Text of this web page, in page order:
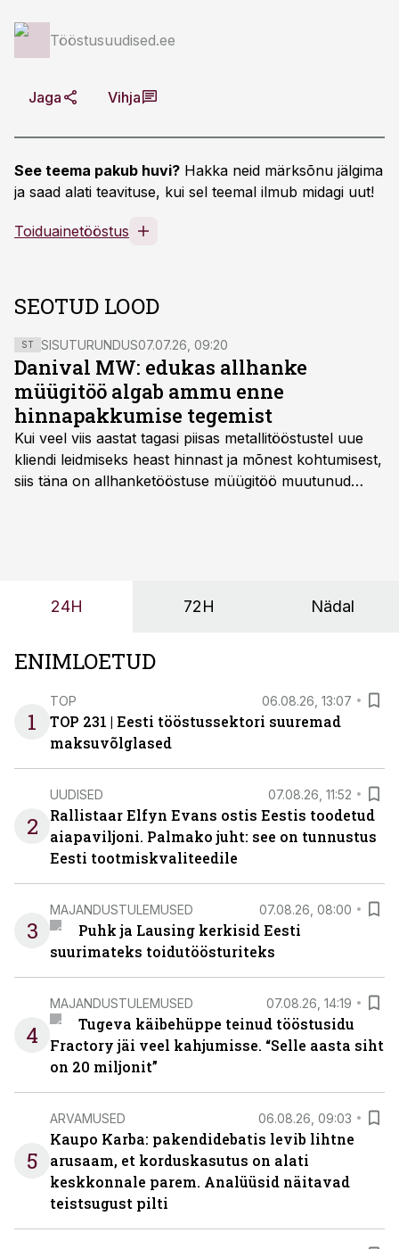
Tööstusuudised.ee
Jaga Vihja
See teema pakub huvi? Hakka neid märksõnu jälgima
ja saad alati teavituse, kui sel teemal ilmub midagi uut!
Toiduainetööstus
SEOTUD LOOD
ST SISUTURUNDUS07.07.26, 09:20
Danival MW: edukas allhanke
müügitöö algab ammu enne
hinnapakkumise tegemist
Kui veel viis aastat tagasi piisas metallitööstustel uue
kliendi leidmiseks heast hinnast ja mõnest kohtumisest,
siis täna on allhanketööstuse müügitöö muutunud
24H 72H Nädal
ENIMLOETUD
1
TOP 06.08.26, 13:07
TOP 231 | Eesti tööstussektori suuremad
maksuvõlglased
2
UUDISED 07.08.26, 11:52
Rallistaar Elfyn Evans ostis Eestis toodetud
aiapaviljoni. Palmako juht: see on tunnustus
Eesti tootmiskvaliteedile
3
MAJANDUSTULEMUSED 07.08.26, 08:00
Puhk ja Lausing kerkisid Eesti
suurimateks toidutöösturiteks
4
MAJANDUSTULEMUSED 07.08.26, 14:19
Tugeva käibehüppe teinud tööstusidu
Fractory jäi veel kahjumisse. “Selle aasta siht
on 20 miljonit”
5
ARVAMUSED 06.08.26, 09:03
Kaupo Karba: pakendidebatis levib lihtne
arusaam, et korduskasutus on alati
keskkonnale parem. Analüüsid näitavad
teistsugust pilti